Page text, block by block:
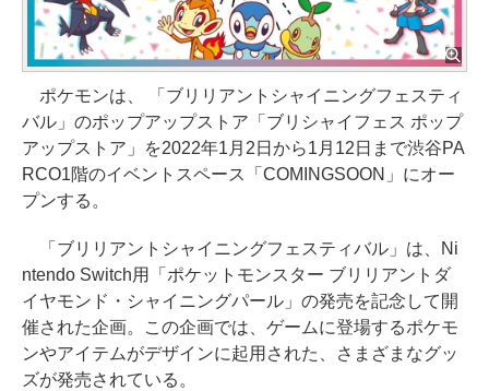
ポケモンは、 「ブリリアントシャイニングフェスティ
バル」のポップアップストア「ブリシャイフェス ポップ
アップストア」を2022年1月2日から1月12日まで渋谷PA
RCO1階のイベントスペース「COMINGSOON」にオー
プンする。
「ブリリアントシャイニングフェスティバル」は、Ni
ntendo Switch用「ポケットモンスター ブリリアントダ
イヤモンド・シャイニングパール」の発売を記念して開
催された企画。この企画では、ゲームに登場するポケモ
ンやアイテムがデザインに起用された、さまざまなグッ
ズが発売されている。